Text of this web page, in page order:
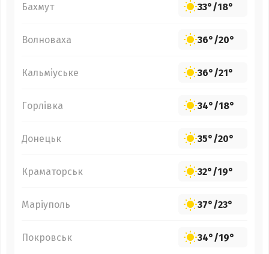
Бахмут 33°/18°
Волноваха 36°/20°
Кальміуське 36°/21°
Горлівка 34°/18°
Донецьк 35°/20°
Краматорськ 32°/19°
Маріуполь 37°/23°
Покровськ 34°/19°